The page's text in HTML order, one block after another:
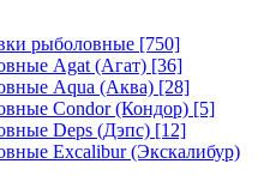
рыболовные [750]
Agat (Агат) [36]
Aqua (Аква) [28]
Condor (Кондор) [5]
Deps (Дэпс) [12]
Excalibur (Экскалибур)